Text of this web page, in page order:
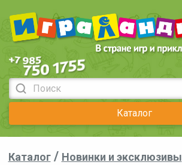
Каталог
Каталог/ Новинки и эксклюзивы